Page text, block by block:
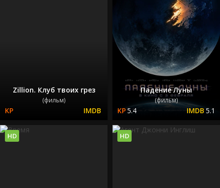
Zillion. Клуб твоих грез
(фильм)
Падение Луны
(фильм)
5.4 5.1
HD HD